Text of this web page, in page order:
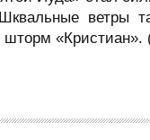
ветры
«Кристиан».